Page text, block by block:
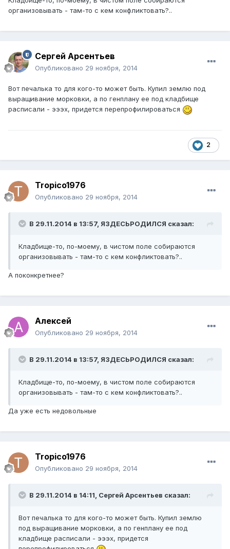
организовывать - там-то с кем конфликтовать?..
Сергей Арсентьев
Опубликовано 29 ноября, 2014
Вот печалька то для кого-то может быть. Купил землю под
выращивание морковки, а по генплану ее под кладбище
расписали - эээх, придется перепрофилироваться
2
Tropico1976
Опубликовано 29 ноября, 2014
В 29.11.2014 в 13:57, ЯЗДЕСЬРОДИЛСЯ сказал:
Кладбище-то, по-моему, в чистом поле собираются
организовывать - там-то с кем конфликтовать?..
А поконкретнее?
Алексей
Опубликовано 29 ноября, 2014
В 29.11.2014 в 13:57, ЯЗДЕСЬРОДИЛСЯ сказал:
Кладбище-то, по-моему, в чистом поле собираются
организовывать - там-то с кем конфликтовать?..
Да уже есть недовольные
Tropico1976
Опубликовано 29 ноября, 2014
В 29.11.2014 в 14:11, Сергей Арсентьев сказал:
Вот печалька то для кого-то может быть. Купил землю
под выращивание морковки, а по генплану ее под
кладбище расписали - эээх, придется